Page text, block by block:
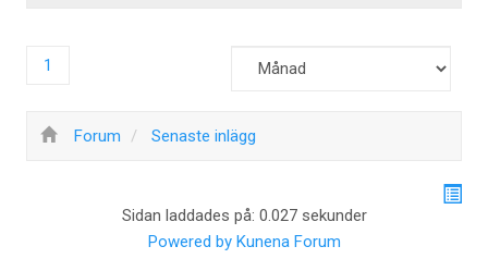
1
Forum Senaste inlägg
Sidan laddades på: 0.027 sekunder
Powered by Kunena Forum